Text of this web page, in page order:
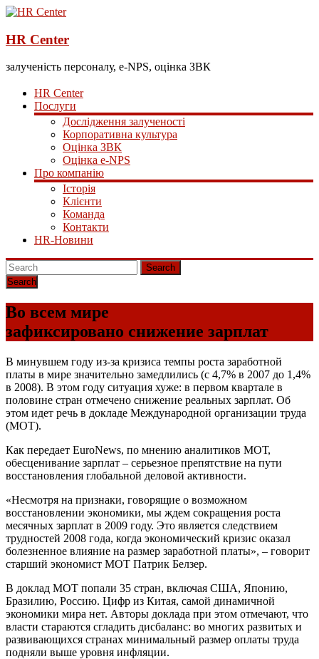
HR Center
залученість персоналу, e-NPS, оцінка ЗВК
HR Center
Послуги
Дослідження залученості
Корпоративна культура
Оцінка ЗВК
Оцінка e-NPS
Про компанію
Історія
Клієнти
Команда
Контакти
HR-Новини
Search
Во всем мире
зафиксировано снижение зарплат
В минувшем году из-за кризиса темпы роста заработной
платы в мире значительно замедлились (с 4,7% в 2007 до 1,4%
в 2008). В этом году ситуация хуже: в первом квартале в
половине стран отмечено снижение реальных зарплат. Об
этом идет речь в докладе Международной организации труда
(МОТ).
Как передает EuroNews, по мнению аналитиков МОТ,
обесценивание зарплат – серьезное препятствие на пути
восстановления глобальной деловой активности.
«Несмотря на признаки, говорящие о возможном
восстановлении экономики, мы ждем сокращения роста
месячных зарплат в 2009 году. Это является следствием
трудностей 2008 года, когда экономический кризис оказал
болезненное влияние на размер заработной платы», – говорит
старший экономист МОТ Патрик Белзер.
В доклад МОТ попали 35 стран, включая США, Японию,
Бразилию, Россию. Цифр из Китая, самой динамичной
экономики мира нет. Авторы доклада при этом отмечают, что
власти стараются сгладить дисбаланс: во многих развитых и
развивающихся странах минимальный размер оплаты труда
подняли выше уровня инфляции.